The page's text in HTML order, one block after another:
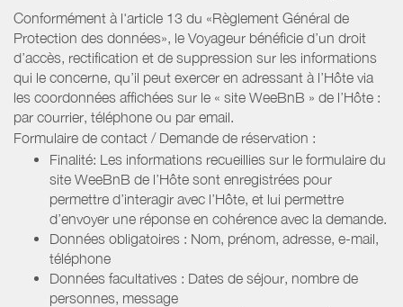
Conformément à l'article 13 du «Règlement Général de
Protection des données», le Voyageur bénéficie d’un droit
d’accès, rectification et de suppression sur les informations
qui le concerne, qu’il peut exercer en adressant à l’Hôte via
les coordonnées affichées sur le « site WeeBnB » de l’Hôte :
par courrier, téléphone ou par email.
Formulaire de contact / Demande de réservation :
Finalité: Les informations recueillies sur le formulaire du
site WeeBnB de l’Hôte sont enregistrées pour
permettre d’interagir avec l’Hôte, et lui permettre
d’envoyer une réponse en cohérence avec la demande.
Données obligatoires : Nom, prénom, adresse, e-mail,
téléphone
Données facultatives : Dates de séjour, nombre de
personnes, message